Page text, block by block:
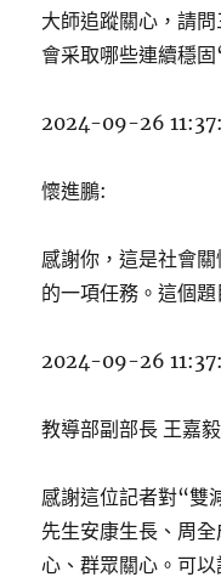
大師追蹤關心，請
會采取哪些連續穩
2024-09-26
懷進鵬:
感謝你，這是社會
的一項任務。這個
2024-09-26
教導部副部長 王嘉
感謝這位記者對“雙
先生安康生長、周
心、群眾關心。可